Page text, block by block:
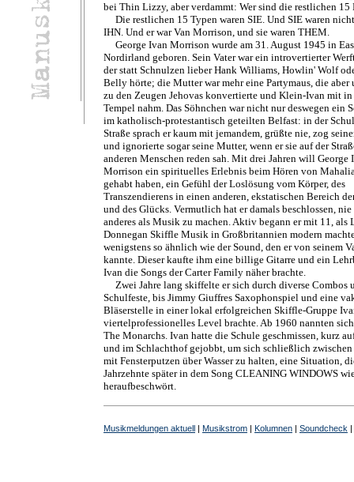
bei Thin Lizzy, aber verdammt: Wer sind die restlichen 15
Die restlichen 15 Typen waren SIE. Und SIE waren
IHN. Und er war Van Morrison, und sie waren THEM.
George Ivan Morrison wurde am 31. August 1945 in
Nordirland geboren. Sein Vater war ein introvertierter
der statt Schnulzen lieber Hank Williams, Howlin' Wolf
Belly hörte; die Mutter war mehr eine Partymaus, die
zu den Zeugen Jehovas konvertierte und Klein-Ivan mit in
Tempel nahm. Das Söhnchen war nicht nur deswegen ein
im katholisch-protestantisch geteilten Belfast: in der
Straße sprach er kaum mit jemandem, grüßte nie, zog
und ignorierte sogar seine Mutter, wenn er sie auf der
anderen Menschen reden sah. Mit drei Jahren will George
Morrison ein spirituelles Erlebnis beim Hören von
gehabt haben, ein Gefühl der Loslösung vom Körper, des
Transzendierens in einen anderen, ekstatischen Bereich
und des Glücks. Vermutlich hat er damals beschlossen, nie
anderes als Musik zu machen. Aktiv begann er mit 11, als
Donnegan Skiffle Musik in Großbritannien modern
wenigstens so ähnlich wie der Sound, den er von seinem
kannte. Dieser kaufte ihm eine billige Gitarre und ein
Ivan die Songs der Carter Family näher brachte.
Zwei Jahre lang skiffelte er sich durch diverse Combos
Schulfeste, bis Jimmy Giuffres Saxophonspiel und eine
Bläserstelle in einer lokal erfolgreichen Skiffle-Gruppe
viertelprofessionelles Level brachte. Ab 1960 nannten
The Monarchs. Ivan hatte die Schule geschmissen, kurz
und im Schlachthof gejobbt, um sich schließlich zwischen
mit Fensterputzen über Wasser zu halten, eine Situation,
Jahrzehnte später in dem Song CLEANING WINDOWS
heraufbeschwört.
Musikmeldungen aktuell | Musikstrom | Kolumnen | Soundcheck |